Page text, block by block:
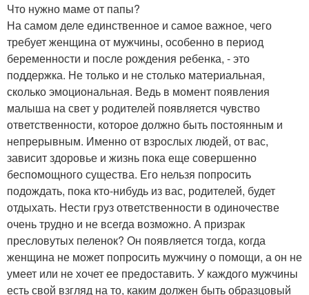
Что нужно маме от папы?
На самом деле единственное и самое важное, чего
требует женщина от мужчины, особенно в период
беременности и после рождения ребенка, - это
поддержка. Не только и не столько материальная,
сколько эмоциональная. Ведь в момент появления
малыша на свет у родителей появляется чувство
ответственности, которое должно быть постоянным и
непрерывным. Именно от взрослых людей, от вас,
зависит здоровье и жизнь пока еще совершенно
беспомощного существа. Его нельзя попросить
подождать, пока кто-нибудь из вас, родителей, будет
отдыхать. Нести груз ответственности в одиночестве
очень трудно и не всегда возможно. А призрак
пресловутых пеленок? Он появляется тогда, когда
женщина не может попросить мужчину о помощи, а он не
умеет или не хочет ее предоставить. У каждого мужчины
есть свой взгляд на то, каким должен быть образцовый